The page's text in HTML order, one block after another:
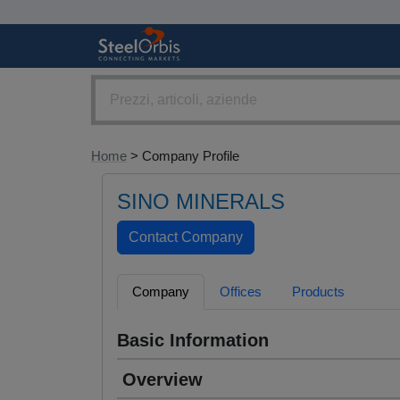
Home > Company Profile
SINO MINERALS
Company Offices Products
Basic Information
Overview